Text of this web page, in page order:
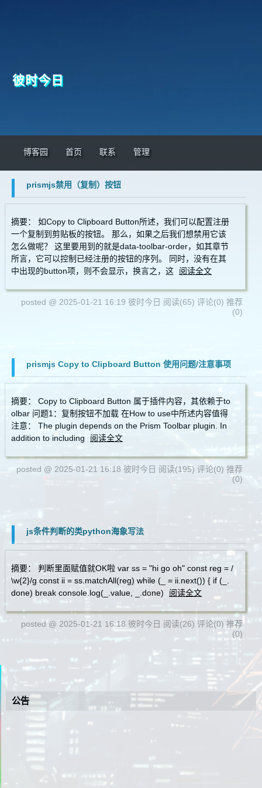
彼时今日
博客园 首页 联系 管理
prismjs禁用（复制）按钮
摘要： 如Copy to Clipboard Button所述，我们可以配置注册
一个复制到剪贴板的按钮。 那么，如果之后我们想禁用它该
怎么做呢？ 这里要用到的就是data-toolbar-order，如其章节
所言，它可以控制已经注册的按钮的序列。 同时，没有在其
中出现的button项，则不会显示，换言之，这
阅读全文
posted @ 2025-01-21 16:19 彼时今日 阅读(65) 评论(0) 推荐
(0)
prismjs Copy to Clipboard Button 使用问题/注意事项
摘要： Copy to Clipboard Button 属于插件内容，其依赖于to
olbar 问题1：复制按钮不加载 在How to use中所述内容值得
注意： The plugin depends on the Prism Toolbar plugin. In
addition to including
阅读全文
posted @ 2025-01-21 16:18 彼时今日 阅读(195) 评论(0) 推荐
(0)
js条件判断的类python海象写法
摘要： 判断里面赋值就OK啦 var ss = "hi go oh" const reg = /
\w{2}/g const ii = ss.matchAll(reg) while (_ = ii.next()) { if (_.
done) break console.log(_.value, _.done)
阅读全文
posted @ 2025-01-21 16:18 彼时今日 阅读(26) 评论(0) 推荐
(0)
公告